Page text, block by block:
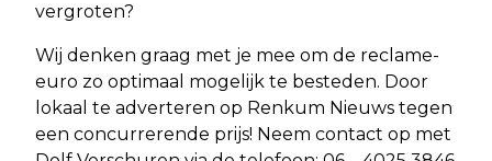
vergroten?
Wij denken graag met je mee om de reclame-
euro zo optimaal mogelijk te besteden. Door
lokaal te adverteren op Renkum Nieuws tegen
een concurrerende prijs! Neem contact op met